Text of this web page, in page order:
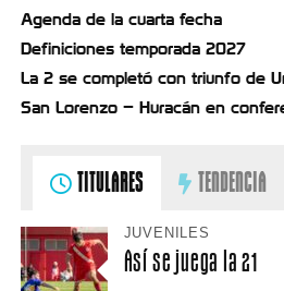
Agenda de la cuarta fecha
Definiciones temporada 2027
La 2 se completó con triunfo de
San Lorenzo – Huracán en
TITULARES TENDENCIA
JUVENILES
Así se juega la 21